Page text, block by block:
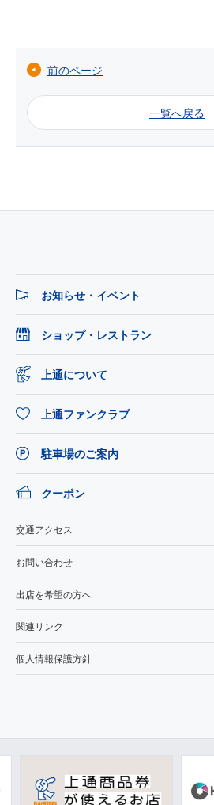
前のページ
一覧へ戻る
お知らせ・イベント
ショップ・レストラン
上通について
上通ファンクラブ
駐車場のご案内
クーポン
交通アクセス
お問い合わせ
出店を希望の方へ
関連リンク
個人情報保護方針